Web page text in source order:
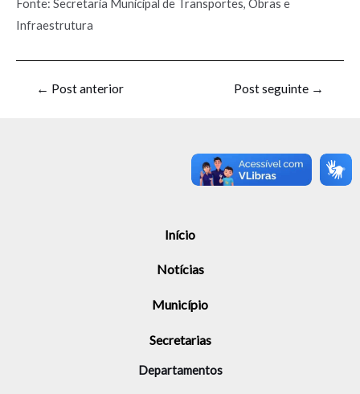
Fonte: Secretaria Municipal de Transportes, Obras e
Infraestrutura
← Post anterior Post seguinte →
Início
Notícias
Município
Secretarias
Departamentos